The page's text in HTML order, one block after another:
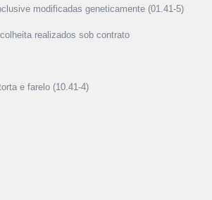
modificadas geneticamente (01.41-5)
realizados sob contrato
e farelo (10.41-4)